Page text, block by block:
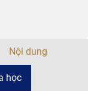
Nội dung
học